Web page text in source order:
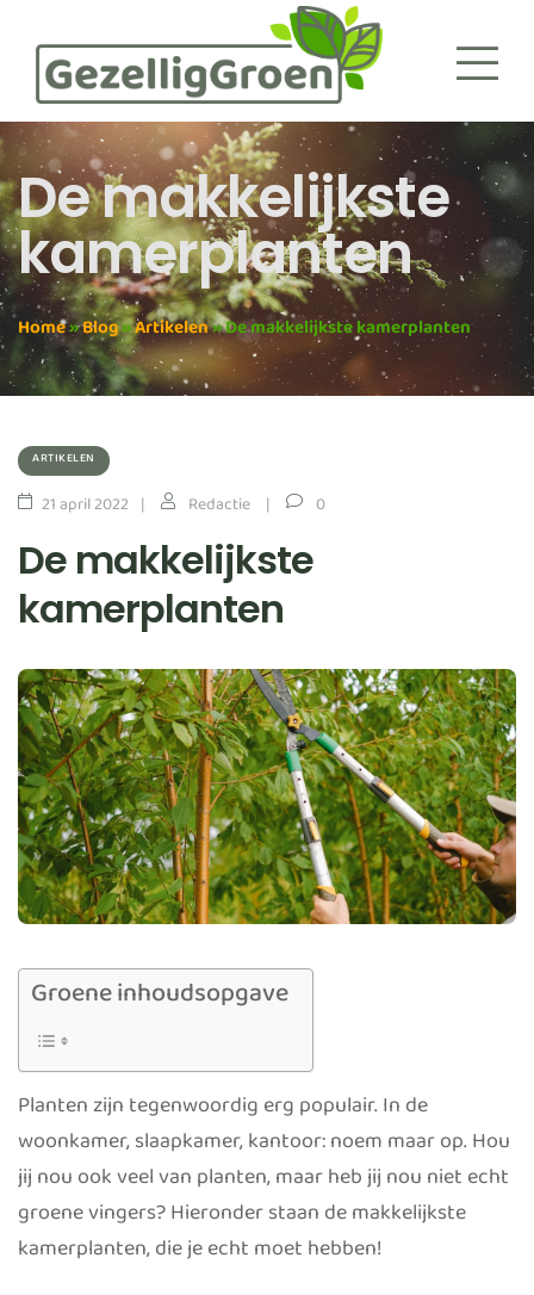
De makkelijkste
kamerplanten
Home»Blog»Artikelen»De makkelijkste kamerplanten
ARTIKELEN
21 april 2022 Redactie 0
De makkelijkste
kamerplanten
Groene inhoudsopgave
Planten zijn tegenwoordig erg populair. In de
woonkamer, slaapkamer, kantoor: noem maar op. Hou
jij nou ook veel van planten, maar heb jij nou niet echt
groene vingers? Hieronder staan de makkelijkste
kamerplanten, die je echt moet hebben!